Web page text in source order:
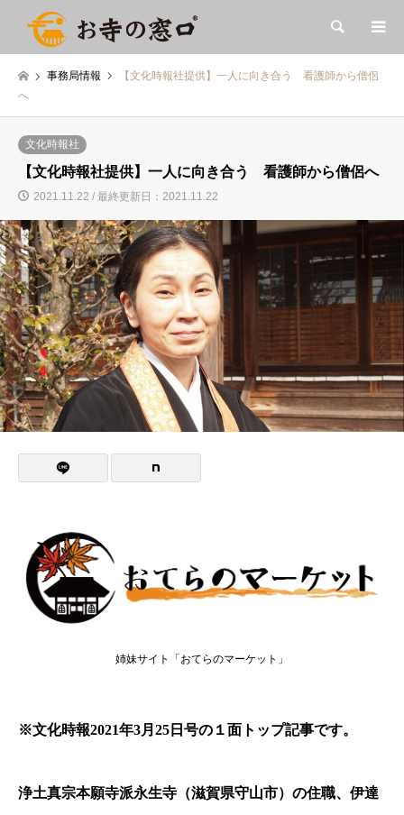
検索
事務局情報
【文化時報社提供】一人に向き合う 看護師から僧侶
へ
文化時報社
【文化時報社提供】一人に向き合う 看護師から僧侶へ
2021.11.22 / 最終更新日：2021.11.22
姉妹サイト「おてらのマーケット」
※文化時報2021年3月25日号の１面トップ記事です。
浄土真宗本願寺派永生寺（滋賀県守山市）の住職、伊達